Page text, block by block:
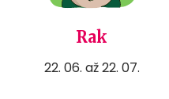
Rak
22. 06. až 22. 07.